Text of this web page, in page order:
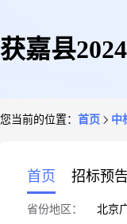
获嘉县
您当前的位置： 首页 中
首页 招标预告
省份地区： 北京